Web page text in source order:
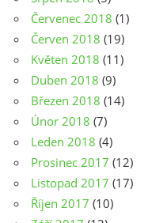
Červenec 2018 (1)
Červen 2018 (19)
Květen 2018 (11)
Duben 2018 (9)
Březen 2018 (14)
Únor 2018 (7)
Leden 2018 (4)
Prosinec 2017 (12)
Listopad 2017 (17)
Říjen 2017 (10)